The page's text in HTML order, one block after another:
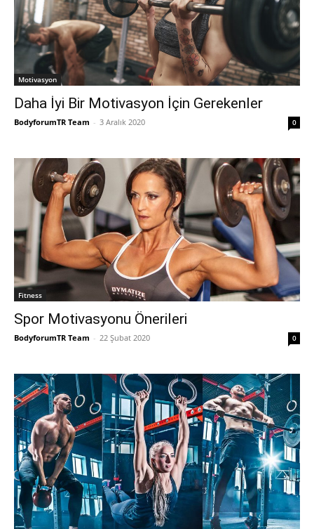
Motivasyon
Daha İyi Bir Motivasyon İçin Gerekenler
BodyforumTR Team - 3 Aralık 2020 0
Fitness
Spor Motivasyonu Önerileri
BodyforumTR Team - 22 Şubat 2020 0